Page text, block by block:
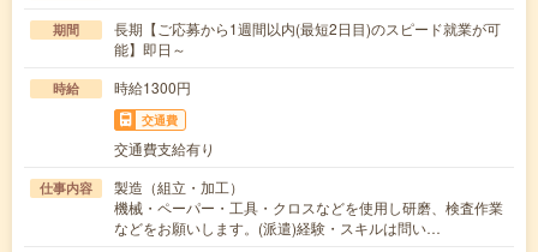
期間
長期【ご応募から1週間以内(最短2日目)のスピード就業が可
能】即日～
時給 時給1300円
交通費
交通費支給有り
仕事内容
製造（組立・加工）
機械・ペーパー・工具・クロスなどを使用し研磨、検査作業
などをお願いします。(派遣)経験・スキルは問い…